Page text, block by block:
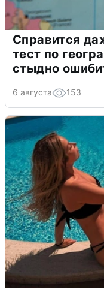
Справится
тест по
стыдно
6 августа 153